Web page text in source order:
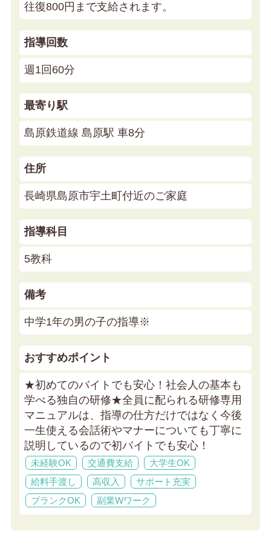
往復800円まで支給されます。
指導回数
週1回60分
最寄り駅
島原鉄道線 島原駅 車8分
住所
長崎県島原市宇土町付近のご家庭
指導科目
5教科
備考
中学1年の男の子の指導※
おすすめポイント
★初めてのバイトでも安心！社会人の基本も
学べる独自の研修★全員に配られる研修専用
マニュアルは、指導の仕方だけではなく今後
一生使える会話術やマナーについても丁寧に
説明しているので初バイトでも安心！
未経験OK 交通費支給
大学生OK
給料手渡し
高収入
サポート充実
ブランクOK
副業Wワーク